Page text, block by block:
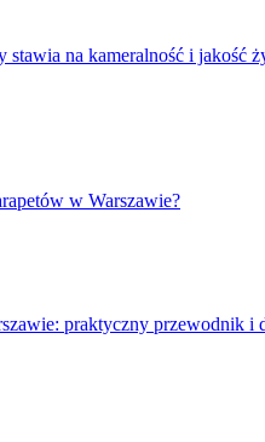
stawia na kameralność i jakość
w Warszawie?
praktyczny przewodnik i